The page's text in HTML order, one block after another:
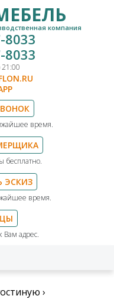
компания
8033
8033
21:00
время.
бесплатно.
ЭСКИЗ
время.
адрес.
›